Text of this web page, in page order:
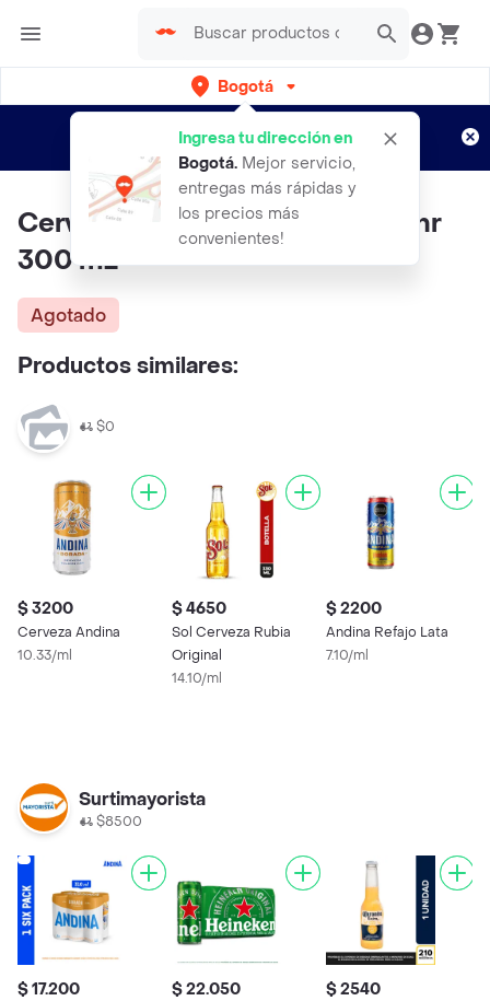
Bogotá
Ingresa tu dirección en
Bogotá. Mejor servicio,
entregas más rápidas y
los precios más
convenientes!
envíos gratis por semanas
Aplican TyC
Cerveza 3 Cordilleras Mulata Bnr
300 mL
Agotado
Productos similares:
$0
$ 3200
Cerveza Andina
10.33/ml
$ 4650
Sol Cerveza Rubia
Original
14.10/ml
$ 2200
Andina Refajo Lata
7.10/ml
Surtimayorista
$8500
$ 17.200 $ 22.050 $ 2540